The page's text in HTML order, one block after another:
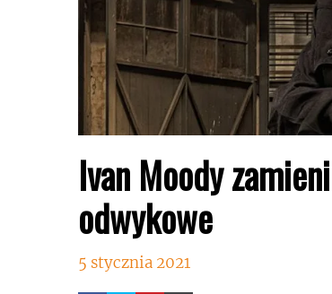
Ivan Moody
odwykowe
5 stycznia 2021